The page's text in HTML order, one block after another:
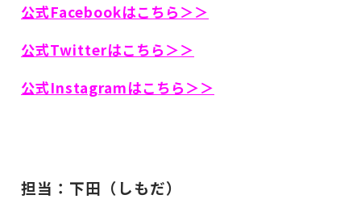
公式Facebookはこちら＞＞
公式Twitterはこちら＞＞
公式Instagramはこちら＞＞
担当：下田（しもだ）